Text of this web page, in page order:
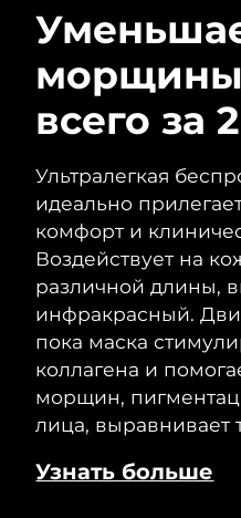
морщины
всего за
Ультралегкая
идеально
комфорт и
Воздействует на
различной длины,
инфракрасный.
пока маска
коллагена и
морщин,
лица, выравнивает
Узнать больше